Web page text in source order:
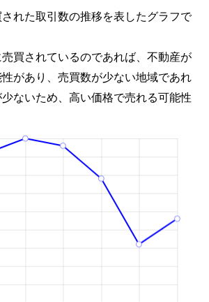
れた取引数の推移を表したグラフで
買されているのであれば、不動産が
があり、売買数が少ない地域であれ
ないため、高い価格で売れる可能性